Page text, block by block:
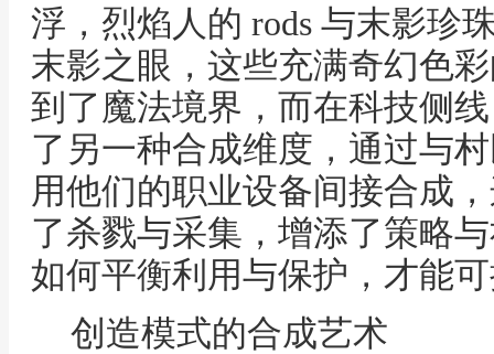
浮，烈焰人的 rods 与末影珍
末影之眼，这些充满奇幻色
到了魔法境界，而在科技侧
了另一种合成维度，通过与
用他们的职业设备间接合成
了杀戮与采集，增添了策略
如何平衡利用与保护，才能
创造模式的合成艺术